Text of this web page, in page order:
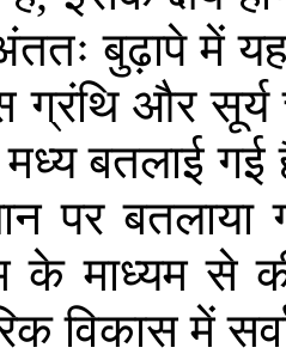
बुढ़ापे में यह
ग्रंथि और सूर्य
मध्य बतलाई गई
पर बतलाया
के माध्यम से
विकास में